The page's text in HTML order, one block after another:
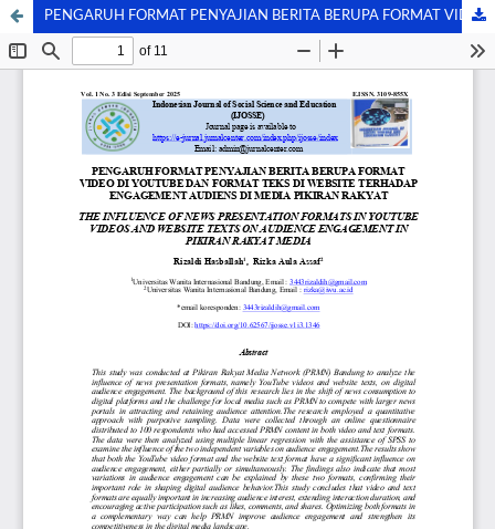
PENGARUH FORMAT PENYAJIAN BERITA BERUPA FORMAT VIDEO DI YOUTUBE DAN FORMAT TEKS DI WEBSITE TERHADAP ENGAGEMENT AUDIENS DI MEDIA PIKIRAN RAKYAT